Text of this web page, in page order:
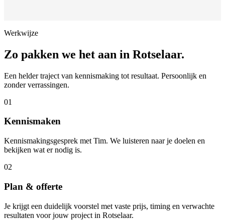
Werkwijze
Zo pakken we het aan in Rotselaar.
Een helder traject van kennismaking tot resultaat. Persoonlijk en
zonder verrassingen.
01
Kennismaken
Kennismakingsgesprek met Tim. We luisteren naar je doelen en
bekijken wat er nodig is.
02
Plan & offerte
Je krijgt een duidelijk voorstel met vaste prijs, timing en verwachte
resultaten voor jouw project in Rotselaar.